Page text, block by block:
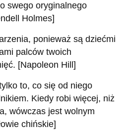
swego oryginalnego
Holmes]
ponieważ są dziećmi
palców twoich
[Napoleon Hill]
to, co się od niego
Kiedy robi więcej, niż
wówczas jest wolnym
chińskie]